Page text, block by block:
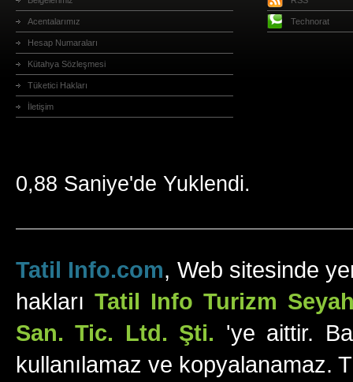
Acentalarımız
Hesap Numaraları
Kütahya Sözleşmesi
Tüketici Hakları
İletişim
Technorat
0,88 Saniye'de Yuklendi.
Tatil Info.com, Web sitesinde
hakları Tatil Info Turizm
San. Tic. Ltd. Şti. 'ye aittir.
kullanılamaz ve kopyalanamaz.